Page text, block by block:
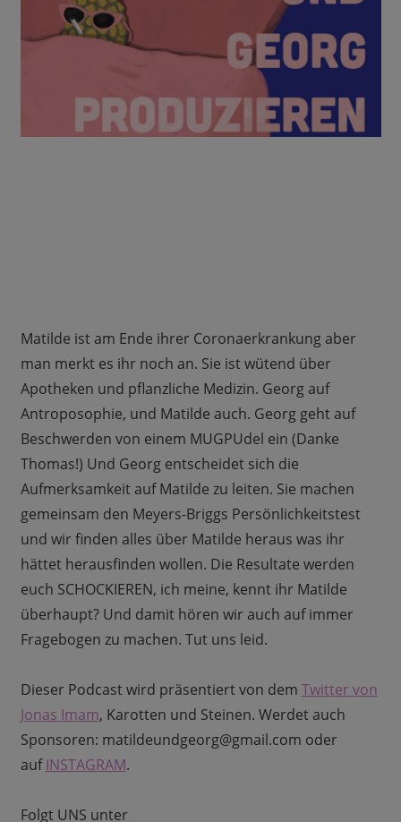
Matilde ist am Ende ihrer Coronaerkrankung aber
man merkt es ihr noch an. Sie ist wütend über
Apotheken und pflanzliche Medizin. Georg auf
Antroposophie, und Matilde auch. Georg geht auf
Beschwerden von einem MUGPUdel ein (Danke
Thomas!) Und Georg entscheidet sich die
Aufmerksamkeit auf Matilde zu leiten. Sie machen
gemeinsam den Meyers-Briggs Persönlichkeitstest
und wir finden alles über Matilde heraus was ihr
hättet herausfinden wollen. Die Resultate werden
euch SCHOCKIEREN, ich meine, kennt ihr Matilde
überhaupt? Und damit hören wir auch auf immer
Fragebogen zu machen. Tut uns leid.
Dieser Podcast wird präsentiert von dem Twitter von
Jonas Imam, Karotten und Steinen. Werdet auch
Sponsoren: matildeundgeorg@gmail.com oder
aufINSTAGRAM.
Folgt UNS unter